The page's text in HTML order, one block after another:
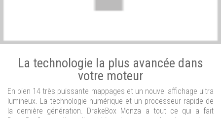
La technologie la plus avancée dans
votre moteur
En bien 14 très puissante mappages et un nouvel affichage ultra
lumineux. La technologie numérique et un processeur rapide de
la dernière génération. DrakeBox Monza a tout ce qui a fait